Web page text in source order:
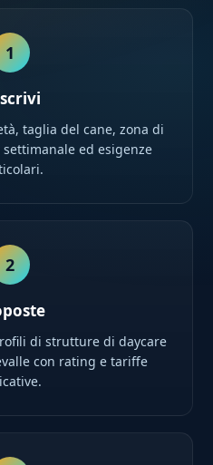
1
taglia del cane, zona di
ed esigenze
2
di strutture di daycare
con rating e tariffe